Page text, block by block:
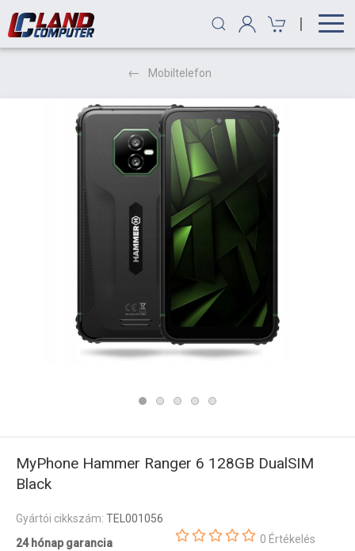
|
Mobiltelefon
MyPhone Hammer Ranger 6 128GB DualSIM
Black
Gyártói cikkszám: TEL001056
24 hónap garancia
0 Értékelés